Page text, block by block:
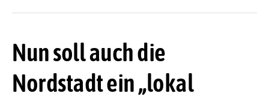
Nun soll auch die
Nordstadt ein „lokal